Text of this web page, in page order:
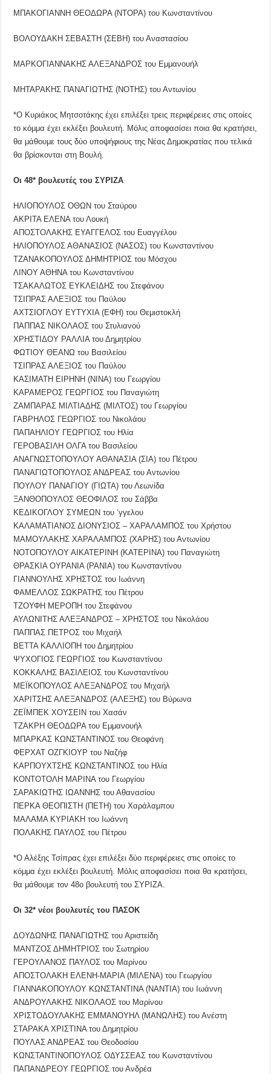
ΜΠΑΚΟΓΙΑΝΝΗ ΘΕΟΔΩΡΑ (ΝΤΟΡΑ) του Κωνσταντίνου
ΒΟΛΟΥΔΑΚΗ ΣΕΒΑΣΤΗ (ΣΕΒΗ) του Αναστασίου
ΜΑΡΚΟΓΙΑΝΝΑΚΗΣ ΑΛΕΞΑΝΔΡΟΣ του Εμμανουήλ
ΜΗΤΑΡΑΚΗΣ ΠΑΝΑΓΙΩΤΗΣ (ΝΟΤΗΣ) του Αντωνίου
*Ο Κυριάκος Μητσοτάκης έχει επιλέξει τρεις περιφέρειες στις οποίες
το κόμμα έχει εκλέξει βουλευτή. Μόλις αποφασίσει ποια θα κρατήσει,
θα μάθουμε τους δύο υποψήφιους της Νέας Δημοκρατίας που τελικά
θα βρίσκονται στη Βουλή.
Οι 48* βουλευτές του ΣΥΡΙΖΑ
ΗΛΙΟΠΟΥΛΟΣ ΟΘΩΝ του Σταύρου
ΑΚΡΙΤΑ ΕΛΕΝΑ του Λουκή
ΑΠΟΣΤΟΛΑΚΗΣ ΕΥΑΓΓΕΛΟΣ του Ευαγγέλου
ΗΛΙΟΠΟΥΛΟΣ ΑΘΑΝΑΣΙΟΣ (ΝΑΣΟΣ) του Κωνσταντίνου
ΤΖΑΝΑΚΟΠΟΥΛΟΣ ΔΗΜΗΤΡΙΟΣ του Μόσχου
ΛΙΝΟΥ ΑΘΗΝΑ του Κωνσταντίνου
ΤΣΑΚΑΛΩΤΟΣ ΕΥΚΛΕΙΔΗΣ του Στεφάνου
ΤΣΙΠΡΑΣ ΑΛΕΞΙΟΣ του Παύλου
ΑΧΤΣΙΟΓΛΟΥ ΕΥΤΥΧΙΑ (ΕΦΗ) του Θεμιστοκλή
ΠΑΠΠΑΣ ΝΙΚΟΛΑΟΣ του Στυλιανού
ΧΡΗΣΤΙΔΟΥ ΡΑΛΛΙΑ του Δημητρίου
ΦΩΤΙΟΥ ΘΕΑΝΩ του Βασιλείου
ΤΣΙΠΡΑΣ ΑΛΕΞΙΟΣ του Παύλου
ΚΑΣΙΜΑΤΗ ΕΙΡΗΝΗ (ΝΙΝΑ) του Γεωργίου
ΚΑΡΑΜΕΡΟΣ ΓΕΩΡΓΙΟΣ του Παναγιώτη
ΖΑΜΠΑΡΑΣ ΜΙΛΤΙΑΔΗΣ (ΜΙΛΤΟΣ) του Γεωργίου
ΓΑΒΡΗΛΟΣ ΓΕΩΡΓΙΟΣ του Νικολάου
ΠΑΠΑΗΛΙΟΥ ΓΕΩΡΓΙΟΣ του Ηλία
ΓΕΡΟΒΑΣΙΛΗ ΟΛΓΑ του Βασιλείου
ΑΝΑΓΝΩΣΤΟΠΟΥΛΟΥ ΑΘΑΝΑΣΙΑ (ΣΙΑ) του Πέτρου
ΠΑΝΑΓΙΩΤΟΠΟΥΛΟΣ ΑΝΔΡΕΑΣ του Αντωνίου
ΠΟΥΛΟΥ ΠΑΝΑΓΙΟΥ (ΓΙΩΤΑ) του Λεωνίδα
ΞΑΝΘΟΠΟΥΛΟΣ ΘΕΟΦΙΛΟΣ του Σάββα
ΚΕΔΙΚΟΓΛΟΥ ΣΥΜΕΩΝ του ’γγελου
ΚΑΛΑΜΑΤΙΑΝΟΣ ΔΙΟΝΥΣΙΟΣ – ΧΑΡΑΛΑΜΠΟΣ του Χρήστου
ΜΑΜΟΥΛΑΚΗΣ ΧΑΡΑΛΑΜΠΟΣ (ΧΑΡΗΣ) του Αντωνίου
ΝΟΤΟΠΟΥΛΟΥ ΑΙΚΑΤΕΡΙΝΗ (ΚΑΤΕΡΙΝΑ) του Παναγιώτη
ΘΡΑΣΚΙΑ ΟΥΡΑΝΙΑ (ΡΑΝΙΑ) του Κωνσταντίνου
ΓΙΑΝΝΟΥΛΗΣ ΧΡΗΣΤΟΣ του Ιωάννη
ΦΑΜΕΛΛΟΣ ΣΩΚΡΑΤΗΣ του Πέτρου
ΤΖΟΥΦΗ ΜΕΡΟΠΗ του Στεφάνου
ΑΥΛΩΝΙΤΗΣ ΑΛΕΞΑΝΔΡΟΣ – ΧΡΗΣΤΟΣ του Νικολάου
ΠΑΠΠΑΣ ΠΕΤΡΟΣ του Μιχαήλ
ΒΕΤΤΑ ΚΑΛΛΙΟΠΗ του Δημητρίου
ΨΥΧΟΓΙΟΣ ΓΕΩΡΓΙΟΣ του Κωνσταντίνου
ΚΟΚΚΑΛΗΣ ΒΑΣΙΛΕΙΟΣ του Κωνσταντίνου
ΜΕΪΚΟΠΟΥΛΟΣ ΑΛΕΞΑΝΔΡΟΣ του Μιχαήλ
ΧΑΡΙΤΣΗΣ ΑΛΕΞΑΝΔΡΟΣ (ΑΛΕΞΗΣ) του Βύρωνα
ΖΕΪΜΠΕΚ ΧΟΥΣΕΙΝ του Χασάν
ΤΖΑΚΡΗ ΘΕΟΔΩΡΑ του Εμμανουήλ
ΜΠΑΡΚΑΣ ΚΩΝΣΤΑΝΤΙΝΟΣ του Θεοφάνη
ΦΕΡΧΑΤ ΟΖΓΚΙΟΥΡ του Ναζήφ
ΚΑΡΠΟΥΧΤΣΗΣ ΚΩΝΣΤΑΝΤΙΝΟΣ του Ηλία
ΚΟΝΤΟΤΟΛΗ ΜΑΡΙΝΑ του Γεωργίου
ΣΑΡΑΚΙΩΤΗΣ ΙΩΑΝΝΗΣ του Αθανασίου
ΠΕΡΚΑ ΘΕΟΠΙΣΤΗ (ΠΕΤΗ) του Χαράλαμπου
ΜΑΛΑΜΑ ΚΥΡΙΑΚΗ του Ιωάννη
ΠΟΛΑΚΗΣ ΠΑΥΛΟΣ του Πέτρου
*Ο Αλέξης Τσίπρας έχει επιλέξει δύο περιφέρειες στις οποίες το
κόμμα έχει εκλέξει βουλευτή. Μόλις αποφασίσει ποια θα κρατήσει,
θα μάθουμε τον 48ο βουλευτή του ΣΥΡΙΖΑ.
Οι 32* νέοι βουλευτές του ΠΑΣΟΚ
ΔΟΥΔΩΝΗΣ ΠΑΝΑΓΙΩΤΗΣ του Αριστείδη
ΜΑΝΤΖΟΣ ΔΗΜΗΤΡΙΟΣ του Σωτηρίου
ΓΕΡΟΥΛΑΝΟΣ ΠΑΥΛΟΣ του Μαρίνου
ΑΠΟΣΤΟΛΑΚΗ ΕΛΕΝΗ-ΜΑΡΙΑ (ΜΙΛΕΝΑ) του Γεωργίου
ΓΙΑΝΝΑΚΟΠΟΥΛΟΥ ΚΩΝΣΤΑΝΤΙΝΑ (ΝΑΝΤΙΑ) του Ιωάννη
ΑΝΔΡΟΥΛΑΚΗΣ ΝΙΚΟΛΑΟΣ του Μαρίνου
ΧΡΙΣΤΟΔΟΥΛΑΚΗΣ ΕΜΜΑΝΟΥΗΛ (ΜΑΝΩΛΗΣ) του Ανέστη
ΣΤΑΡΑΚΑ ΧΡΙΣΤΙΝΑ του Δημητρίου
ΠΟΥΛΑΣ ΑΝΔΡΕΑΣ του Θεοδοσίου
ΚΩΝΣΤΑΝΤΙΝΟΠΟΥΛΟΣ ΟΔΥΣΣΕΑΣ του Κωνσταντίνου
ΠΑΠΑΝΔΡΕΟΥ ΓΕΩΡΓΙΟΣ του Ανδρέα